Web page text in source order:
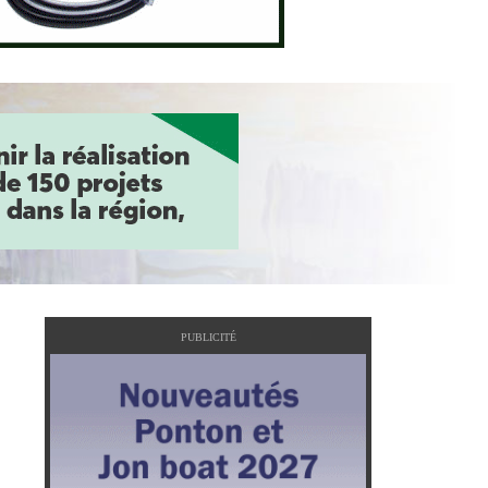
PUBLICITÉ